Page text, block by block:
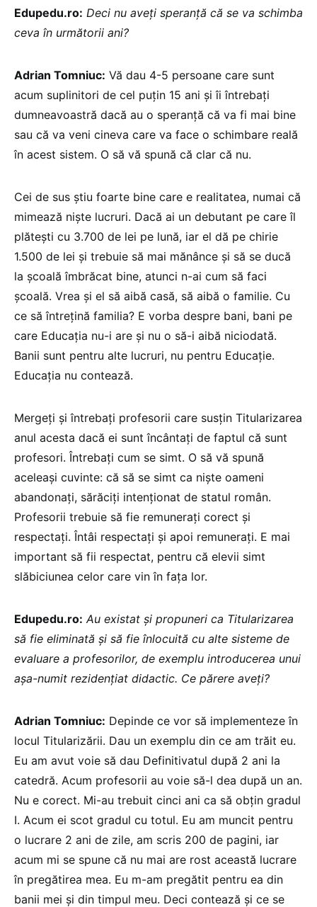
Edupedu.ro: Deci nu aveți speranță că se va schimba
ceva în următorii ani?
Adrian Tomniuc: Vă dau 4-5 persoane care sunt
acum suplinitori de cel puțin 15 ani și îi întrebați
dumneavoastră dacă au o speranță că va fi mai bine
sau că va veni cineva care va face o schimbare reală
în acest sistem. O să vă spună că clar că nu.
Cei de sus știu foarte bine care e realitatea, numai că
mimează niște lucruri. Dacă ai un debutant pe care îl
plătești cu 3.700 de lei pe lună, iar el dă pe chirie
1.500 de lei și trebuie să mai mănânce și să se ducă
la școală îmbrăcat bine, atunci n-ai cum să faci
școală. Vrea și el să aibă casă, să aibă o familie. Cu
ce să întrețină familia? E vorba despre bani, bani pe
care Educația nu-i are și nu o să-i aibă niciodată.
Banii sunt pentru alte lucruri, nu pentru Educație.
Educația nu contează.
Mergeți și întrebați profesorii care susțin Titularizarea
anul acesta dacă ei sunt încântați de faptul că sunt
profesori. Întrebați cum se simt. O să vă spună
aceleași cuvinte: că să se simt ca niște oameni
abandonați, sărăciți intenționat de statul român.
Profesorii trebuie să fie remunerați corect și
respectați. Întâi respectați și apoi remunerați. E mai
important să fii respectat, pentru că elevii simt
slăbiciunea celor care vin în fața lor.
Edupedu.ro: Au existat și propuneri ca Titularizarea
să fie eliminată și să fie înlocuită cu alte sisteme de
evaluare a profesorilor, de exemplu introducerea unui
așa-numit rezidențiat didactic. Ce părere aveți?
Adrian Tomniuc: Depinde ce vor să implementeze în
locul Titularizării. Dau un exemplu din ce am trăit eu.
Eu am avut voie să dau Definitivatul după 2 ani la
catedră. Acum profesorii au voie să-l dea după un an.
Nu e corect. Mi-au trebuit cinci ani ca să obțin gradul
I. Acum ei scot gradul cu totul. Eu am muncit pentru
o lucrare 2 ani de zile, am scris 200 de pagini, iar
acum mi se spune că nu mai are rost această lucrare
în pregătirea mea. Eu m-am pregătit pentru ea din
banii mei și din timpul meu. Deci contează și ce se